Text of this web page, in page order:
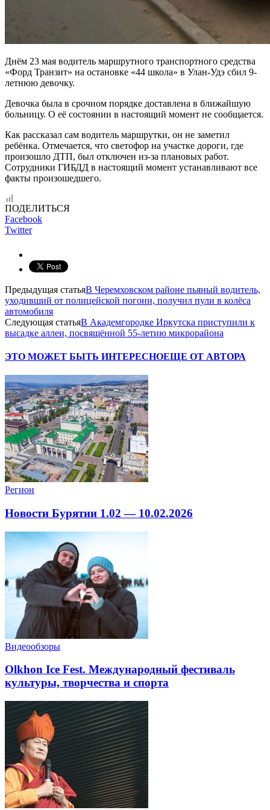
Днём 23 мая водитель маршрутного транспортного средства
«Форд Транзит» на остановке «44 школа» в Улан-Удэ сбил 9-
летнюю девочку.
Девочка была в срочном порядке доставлена в ближайшую
больницу. О её состоянии в настоящий момент не сообщается.
Как рассказал сам водитель маршрутки, он не заметил
ребёнка. Отмечается, что светофор на участке дороги, где
произошло ДТП, был отключен из-за плановых работ.
Сотрудники ГИБДД в настоящий момент устанавливают все
факты произошедшего.
ПОДЕЛИТЬСЯ
Facebook
Twitter
Предыдущая статьяВ Черемховском районе пьяный водитель,
уходивший от полицейской погони, получил пули в колёса
автомобиля
Следующая статьяВ Академгородке Иркутска приступили к
высадке аллеи, посвящённой 55-летию микрорайона
ЭТО МОЖЕТ БЫТЬ ИНТЕРЕСНОЕЩЕ ОТ АВТОРА
Регион
Новости Бурятии 1.02 — 10.02.2026
Видеообзоры
Olkhon Ice Fest. Международный фестиваль
культуры, творчества и спорта